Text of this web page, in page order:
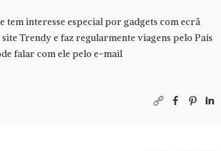
tem interesse especial por gadgets com ecrã
Trendy e faz regularmente viagens pelo País
falar com ele pelo e-mail